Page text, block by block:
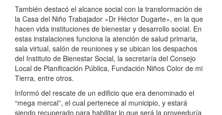
También destacó el alcance social con la transformación de
la Casa del Niño Trabajador «Dr Héctor Dugarte», en la que
hacen vida instituciones de bienestar y desarrollo social. En
estas instalaciones funciona la atención de salud primaria,
sala virtual, salón de reuniones y se ubican los despachos
del Instituto de Bienestar Social, la secretaría del Consejo
Local de Planificación Pública, Fundación Niños Color de mi
Tierra, entre otros.
Informó del rescate de un edificio que era denominado el
“mega mercal”, el cual pertenece al municipio, y estará
siendo recuperado para habilitar lo que será la proveeduría